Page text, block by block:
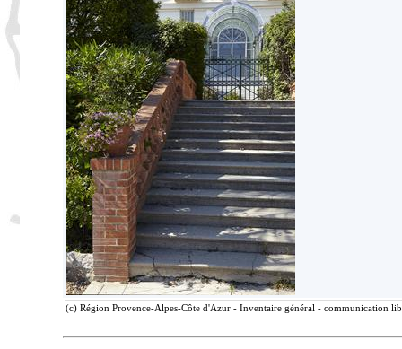
(c) Région Provence-Alpes-Côte d'Azur - Inventaire général - communication